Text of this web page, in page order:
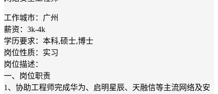
工作城市：广州
薪资：3k-4k
学历要求：本科,硕士,博士
岗位性质：实习
岗位描述：
一、岗位职责
1、协助工程师完成华为、启明星辰、天融信等主流网络及安